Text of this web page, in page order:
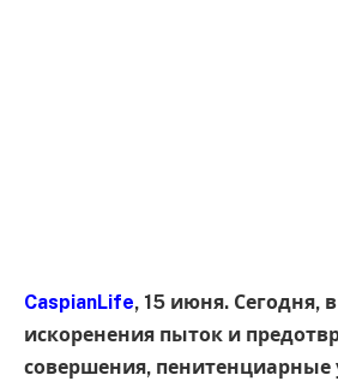
CaspianLife, 15 июня. Сегодня,
искоренения пыток и
совершения, пенитенциарные